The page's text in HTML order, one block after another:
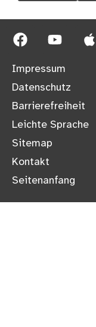
Impressum
Datenschutz
Barrierefreiheit
Leichte Sprache
Sitemap
Kontakt
Seitenanfang